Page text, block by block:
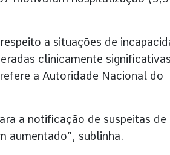
a situações de
clinicamente significativas
a Autoridade Nacional do
a notificação de suspeitas de
aumentado”, sublinha.